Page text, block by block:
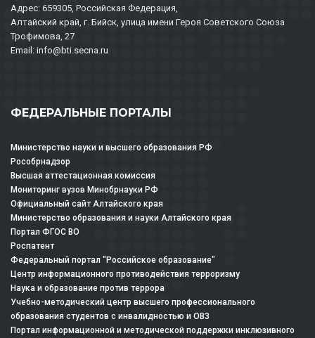
Адрес: 659305, Российская Федерация,
Алтайский край, г. Бийск, улица имени Героя Советского Союза
Трофимова, 27
Email: info@bti.secna.ru
ФЕДЕРАЛЬНЫЕ ПОРТАЛЫ
Министерство науки и высшего образования РФ
Рособрнадзор
Высшая аттестационная комиссия
Мониторинг вузов Минобрнауки РФ
Официальный сайт Алтайского края
Министерство образования и науки Алтайского края
Портал ФГОС ВО
Роспатент
Федеральный портал "Российское образование"
Центр информационного противодействия терроризму
Наука и образование против террора
Учебно-методический центр высшего профессионального
образования студентов с инвалидностью и ОВЗ
Портал информационной и методической поддержки инклюзивного